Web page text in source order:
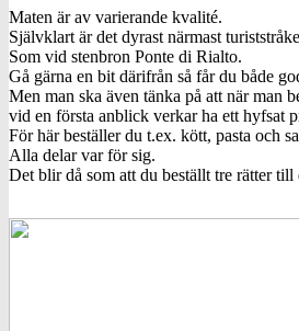
Maten är av varierande kvalité.
Självklart är det dyrast närmast
Som vid stenbron Ponte di Rialto.
Gå gärna en bit därifrån så får du både
Men man ska även tänka på att när man
vid en första anblick verkar ha ett hyfsat
För här beställer du t.ex. kött, pasta och
Alla delar var för sig.
Det blir då som att du beställt tre rätter till